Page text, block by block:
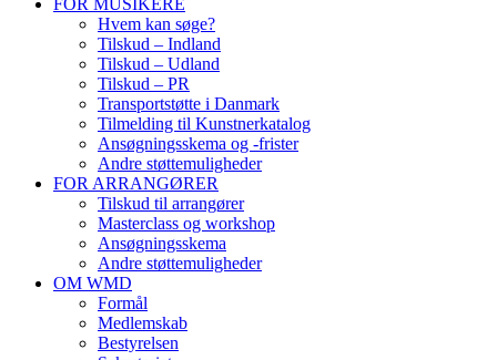
FOR MUSIKERE
Hvem kan søge?
Tilskud – Indland
Tilskud – Udland
Tilskud – PR
Transportstøtte i Danmark
Tilmelding til Kunstnerkatalog
Ansøgningsskema og -frister
Andre støttemuligheder
FOR ARRANGØRER
Tilskud til arrangører
Masterclass og workshop
Ansøgningsskema
Andre støttemuligheder
OM WMD
Formål
Medlemskab
Bestyrelsen